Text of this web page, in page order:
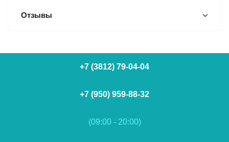
Отзывы
+7 (3812) 79-04-04
+7 (950) 959-88-32
(09:00 - 20:00)